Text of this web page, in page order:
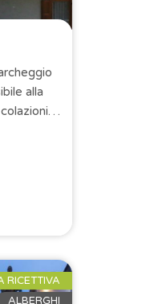
RICETTIVA
ALBERGHI